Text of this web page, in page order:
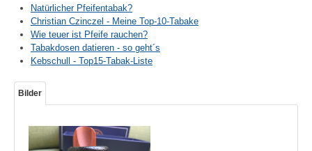
Natürlicher Pfeifentabak?
Christian Czinczel - Meine Top-10-Tabake
Wie teuer ist Pfeife rauchen?
Tabakdosen datieren - so geht´s
Kebschull - Top15-Tabak-Liste
Bilder